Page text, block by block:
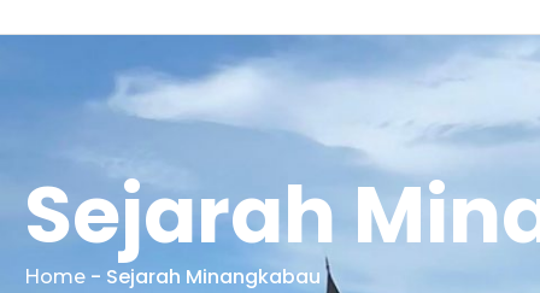
Sejarah
Home - Sejarah Minangkabau